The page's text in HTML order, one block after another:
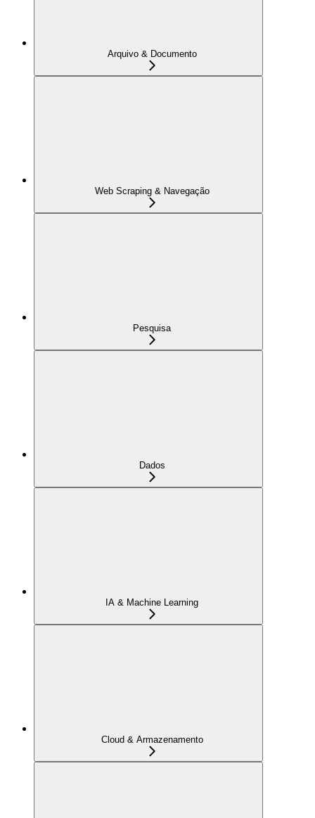
Arquivo & Documento
Web Scraping & Navegação
Pesquisa
Dados
IA & Machine Learning
Cloud & Armazenamento